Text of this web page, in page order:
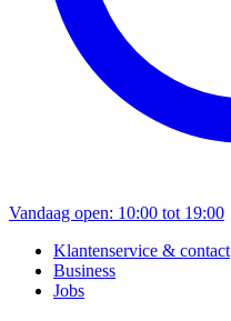
Vandaag open: 10:00 tot 19:00
Klantenservice & contact
Business
Jobs